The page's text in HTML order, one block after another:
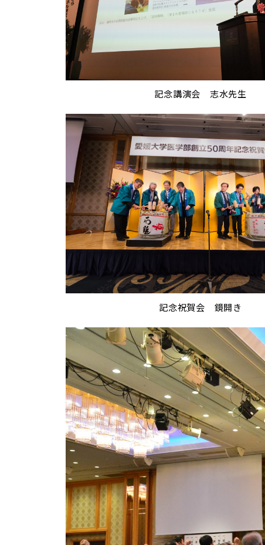
記念講演会 志水先生
記念祝賀会 鏡開き